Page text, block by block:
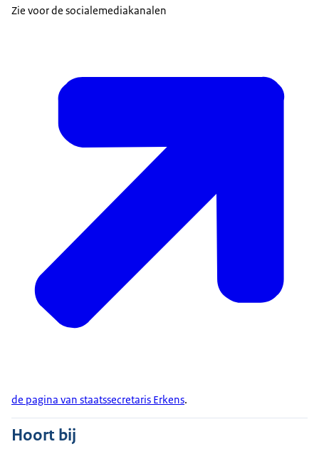
Zie voor de socialemediakanalen
de pagina van staatssecretaris Erkens.
Hoort bij